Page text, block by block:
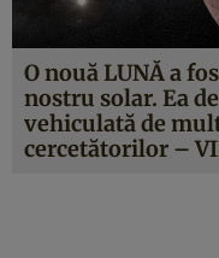
O nouă LUNĂ a
nostru solar. Ea
vehiculată de
cercetătorilor –